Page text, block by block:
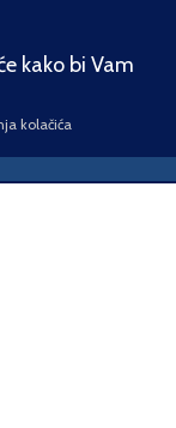
kako bi Vam
kolačića